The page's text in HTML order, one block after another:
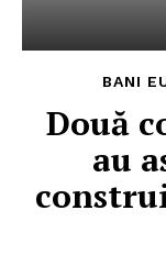
BANI
Două
au